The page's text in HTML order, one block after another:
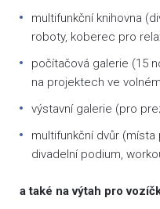
multifunkční knihovna
roboty, koberec pro
počítačová galerie (15
na projektech ve
výstavní galerie (pro
multifunkční dvůr
divadelní podium,
a také na výtah pro